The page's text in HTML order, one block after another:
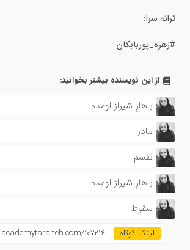
ترانه سرا:
#زهره_پوربابکان
از این نویسنده بیشتر بخوانید:
باهارِ شیراز اومده
مادر
نفسم
باهارِ شیراز اومده
سقوط
107214